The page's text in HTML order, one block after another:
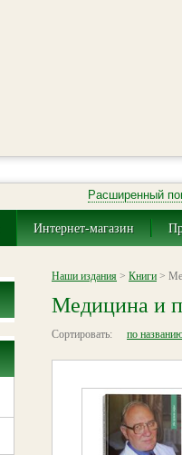
Расширенный
Интернет-магазин
Наши издания > Книги >
Медицина и
Сортировать: по